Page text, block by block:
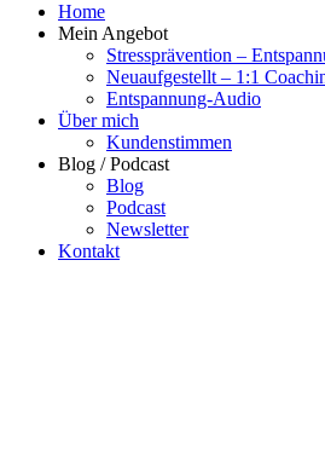
Home
Mein Angebot
Stressprävention –
Neuaufgestellt – 1:1
Entspannung-Audio
Über mich
Kundenstimmen
Blog / Podcast
Blog
Podcast
Newsletter
Kontakt